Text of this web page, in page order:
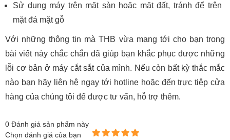
Sử dụng máy trên mặt sàn hoặc mặt đất, tránh để trên
mặt đá mặt gỗ
Với những thông tin mà THB vừa mang tới cho bạn trong
bài viết này chắc chắn đã giúp bạn khắc phục được những
lỗi cơ bản ở máy cắt sắt của mình. Nếu còn bất kỳ thắc mắc
nào bạn hãy liên hệ ngay tới hotline hoặc đến trực tiêp cửa
hàng của chúng tôi để được tư vấn, hỗ trợ thêm.
0 Đánh giá sản phẩm này
Chọn đánh giá của bạn